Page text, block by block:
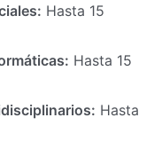
Hasta 15
Hasta 15
Hasta